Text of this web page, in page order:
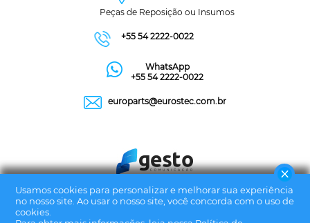
Usamos cookies para personalizar e melhorar sua experiência
no nosso site. Ao usar o nosso site, você concorda com o uso de
cookies.
Peças de Reposição ou Insumos
+55 54 2222-0022
WhatsApp
+55 54 2222-0022
europarts@eurostec.com.br